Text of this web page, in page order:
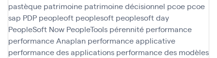
pastèque patrimoine patrimoine décisionnel pcoe pcoe
sap PDP peopleoft peoplesoft peoplesoft day
PeopleSoft Now PeopleTools pérennité performance
performance Anaplan performance applicative
performance des applications performance des modèles